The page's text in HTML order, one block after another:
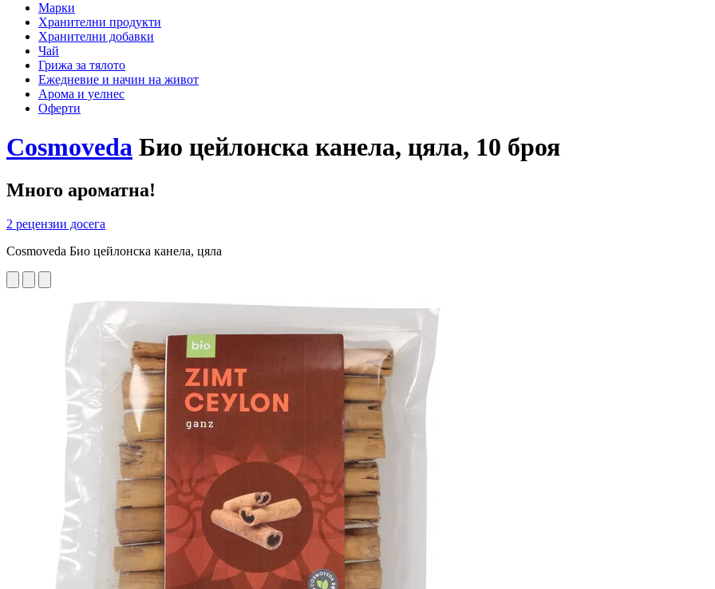
Марки
Хранителни продукти
Хранителни добавки
Чай
Грижа за тялото
Ежедневие и начин на живот
Арома и уелнес
Оферти
Cosmoveda Био цейлонска канела, цяла, 10 броя
Много ароматна!
2 рецензии досега
Cosmoveda Био цейлонска канела, цяла